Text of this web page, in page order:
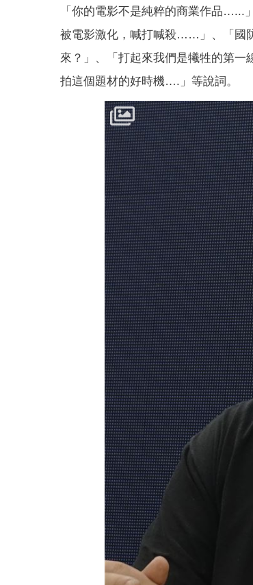
「你的電影不是純粹的商業作品…...
被電影激化，喊打喊殺……」、「國
來？」、「打起來我們是犧牲的第
拍這個題材的好時機….」等說詞。